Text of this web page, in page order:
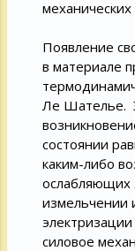
механических
Появление
в материале
Ле Шателье.
состоянии
каким-либо
ослабляющих
измельчении
силовое